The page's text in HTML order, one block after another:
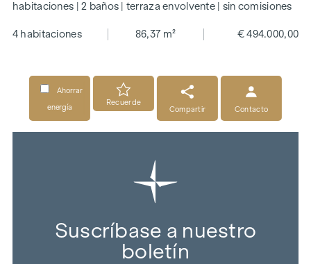
habitaciones | 2 baños | terraza envolvente | sin comisiones
4 habitaciones 86,37 m² € 494.000,00
Ahorrar
energía
Recuerde
Compartir
Contacto
Suscríbase a nuestro
boletín